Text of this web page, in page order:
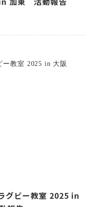
グビー教室 2025 in